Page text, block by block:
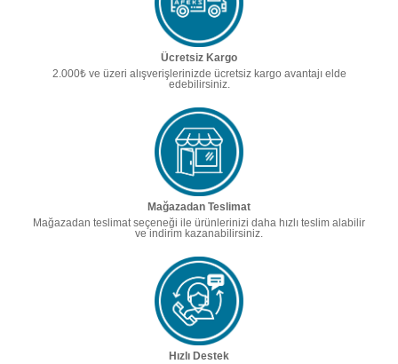
Ücretsiz Kargo
2.000₺ ve üzeri alışverişlerinizde ücretsiz kargo avantajı elde
edebilirsiniz.
Mağazadan Teslimat
Mağazadan teslimat seçeneği ile ürünlerinizi daha hızlı teslim alabilir
ve indirim kazanabilirsiniz.
Hızlı Destek